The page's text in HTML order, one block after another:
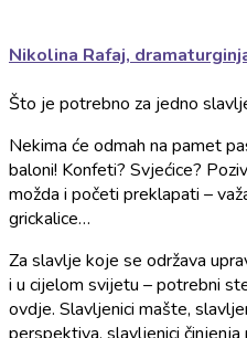
Nikolina Rafaj,
Što je potrebno za jedno
Nekima će odmah na pamet
baloni! Konfeti? Svjećice?
možda i početi preklapati –
grickalice…
Za slavlje koje se održava
i u cijelom svijetu – potrebni
ovdje. Slavljenici mašte,